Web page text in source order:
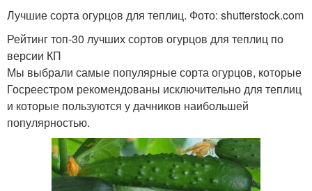
Лучшие сорта огурцов для теплиц. Фото: shutterstock.com
Рейтинг топ-30 лучших сортов огурцов для теплиц по
версии КП
Мы выбрали самые популярные сорта огурцов, которые
Госреестром рекомендованы исключительно для теплиц
и которые пользуются у дачников наибольшей
популярностью.